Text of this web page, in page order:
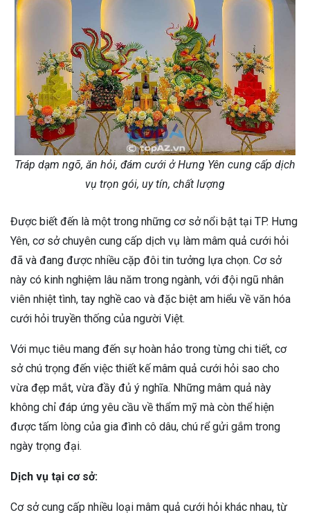
Tráp dạm ngõ, ăn hỏi, đám cưới ở Hưng Yên cung cấp dịch
vụ trọn gói, uy tín, chất lượng
Được biết đến là một trong những cơ sở nổi bật tại TP. Hưng
Yên, cơ sở chuyên cung cấp dịch vụ làm mâm quả cưới hỏi
đã và đang được nhiều cặp đôi tin tưởng lựa chọn. Cơ sở
này có kinh nghiệm lâu năm trong ngành, với đội ngũ nhân
viên nhiệt tình, tay nghề cao và đặc biệt am hiểu về văn hóa
cưới hỏi truyền thống của người Việt.
Với mục tiêu mang đến sự hoàn hảo trong từng chi tiết, cơ
sở chú trọng đến việc thiết kế mâm quả cưới hỏi sao cho
vừa đẹp mắt, vừa đầy đủ ý nghĩa. Những mâm quả này
không chỉ đáp ứng yêu cầu về thẩm mỹ mà còn thể hiện
được tấm lòng của gia đình cô dâu, chú rể gửi gắm trong
ngày trọng đại.
Dịch vụ tại cơ sở:
Cơ sở cung cấp nhiều loại mâm quả cưới hỏi khác nhau, từ